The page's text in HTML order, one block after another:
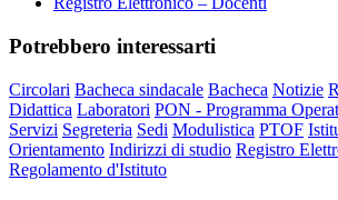
Potrebbero interessarti
Circolari Bacheca sindacale Bacheca Notizie
Didattica Laboratori PON - Programma
Servizi Segreteria Sedi Modulistica PTOF
Orientamento Indirizzi di studio Registro
Regolamento d'Istituto